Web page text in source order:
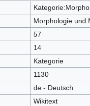
Morphologie und
57
14
Kategorie
1130
de - Deutsch
Wikitext